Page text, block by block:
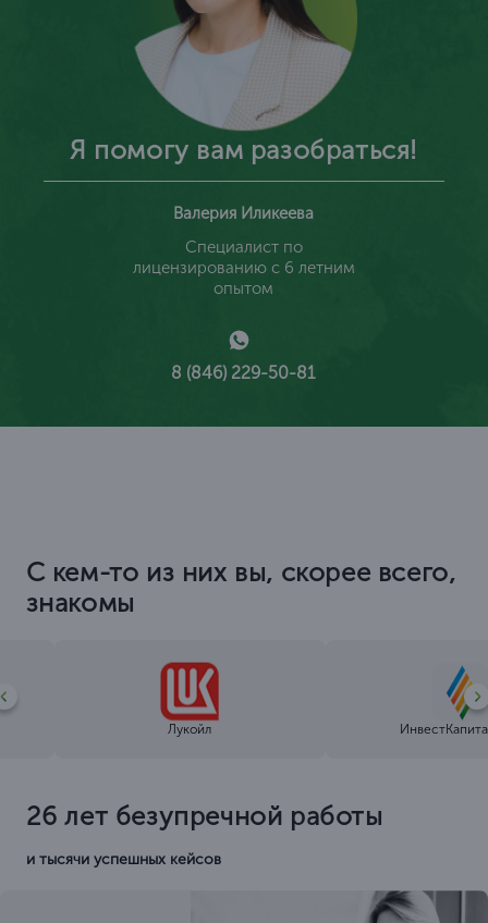
Я помогу вам разобраться!
Валерия Иликеева
Специалист по
лицензированию с 6 летним
опытом
8 (846) 229-50-81
С кем-то из них вы, скорее всего,
знакомы
Лукойл
26 лет безупречной работы
и тысячи успешных кейсов